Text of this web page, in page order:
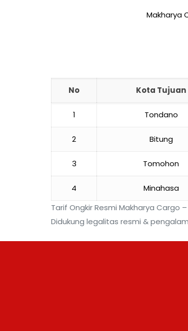
Makharya
Tarif Ongkir Resmi Makharya Cargo
Didukung legalitas resmi &
No Kota Tujuan
1 Tondano
2 Bitung
3 Tomohon
4 Minahasa